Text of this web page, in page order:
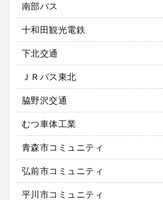
南部バス
十和田観光電鉄
下北交通
ＪＲバス東北
脇野沢交通
むつ車体工業
青森市コミュニティ
弘前市コミュニティ
平川市コミュニティ